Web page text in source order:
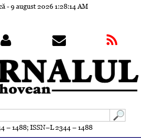
- 9 august 20261:28:17 AM
– 1488; ISSN–L 2344 – 1488